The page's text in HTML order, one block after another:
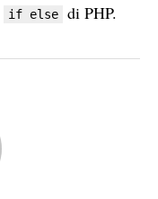
if else di PHP.